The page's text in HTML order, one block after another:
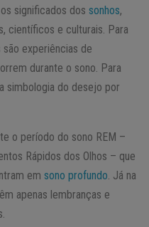
significados dos sonhos,
científicos e culturais. Para
experiências de
durante o sono. Para
simbologia do desejo por
o período do sono REM –
Rápidos dos Olhos – que
em sono profundo . Já na
apenas lembranças e